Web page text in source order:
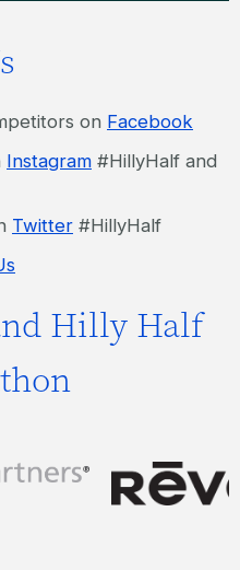
on Facebook
Instagram #HillyHalf and
Twitter #HillyHalf
Hilly Half